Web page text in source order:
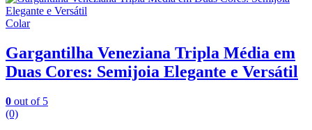
Colar
Gargantilha Veneziana Tripla Média em
Duas Cores: Semijoia Elegante e Versátil
0 out of 5
(0)